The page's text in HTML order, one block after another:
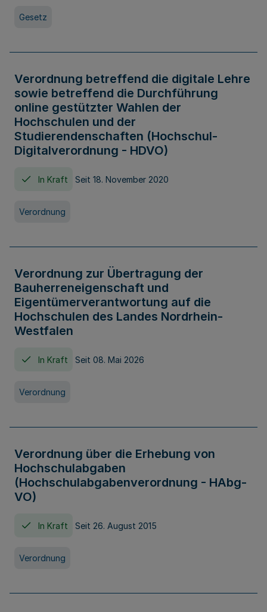
Gesetz
Verordnung betreffend die digitale Lehre
sowie betreffend die Durchführung
online gestützter Wahlen der
Hochschulen und der
Studierendenschaften (Hochschul-
Digitalverordnung - HDVO)
In Kraft Seit 18. November 2020
Verordnung
Verordnung zur Übertragung der
Bauherreneigenschaft und
Eigentümerverantwortung auf die
Hochschulen des Landes Nordrhein-
Westfalen
In Kraft Seit 08. Mai 2026
Verordnung
Verordnung über die Erhebung von
Hochschulabgaben
(Hochschulabgabenverordnung - HAbg-
VO)
In Kraft Seit 26. August 2015
Verordnung